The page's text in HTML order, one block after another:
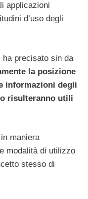
applicazioni
d’uso degli
ha precisato sin da
la posizione
informazioni degli
risulteranno utili
maniera
modalità di utilizzo
stesso di